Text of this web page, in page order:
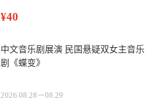
¥40
中文音乐剧展演 民国悬疑双女主音乐
剧《蝶变》
2026.08.28－08.29